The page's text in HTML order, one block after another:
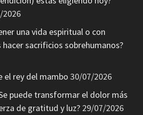
2026
una vida espiritual o con
sacrificios sobrehumanos?
el rey del mambo 30/07/2026
puede transformar el dolor más
de gratitud y luz? 29/07/2026